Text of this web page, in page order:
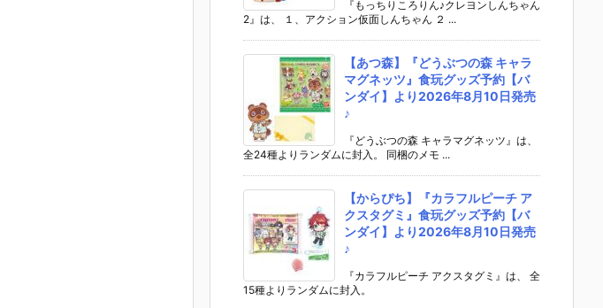
『もっちりころりん♪クレヨンしんちゃん
2』は、 １、アクション仮面しんちゃん ２ ...
【あつ森】『どうぶつの森 キャラ
マグネッツ』食玩グッズ予約【バ
ンダイ】より2026年8月10日発売
♪
『どうぶつの森 キャラマグネッツ』は、
全24種よりランダムに封入。 同梱のメモ ...
【からぴち】『カラフルピーチ ア
クスタグミ』食玩グッズ予約【バ
ンダイ】より2026年8月10日発売
♪
『カラフルピーチ アクスタグミ』は、 全
15種よりランダムに封入。